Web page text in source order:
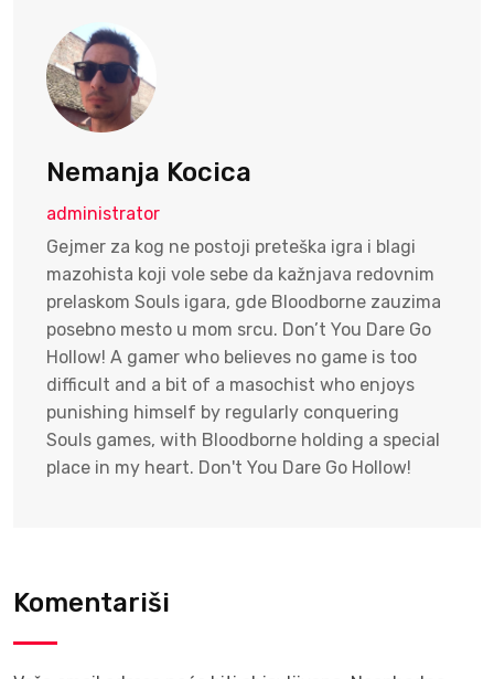
Nemanja Kocica
administrator
Gejmer za kog ne postoji preteška igra i blagi
mazohista koji vole sebe da kažnjava redovnim
prelaskom Souls igara, gde Bloodborne zauzima
posebno mesto u mom srcu. Don’t You Dare Go
Hollow! A gamer who believes no game is too
difficult and a bit of a masochist who enjoys
punishing himself by regularly conquering
Souls games, with Bloodborne holding a special
place in my heart. Don't You Dare Go Hollow!
Komentariši